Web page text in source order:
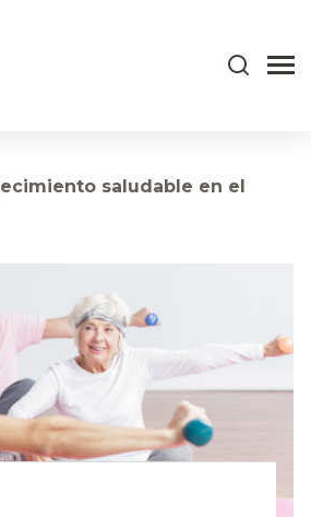
saludable en el